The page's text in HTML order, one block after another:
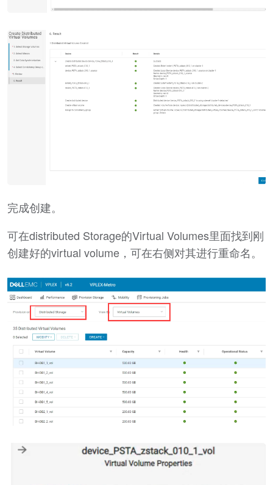
完成创建。
可在distributed Storage的Virtual Volumes里面找到刚
创建好的virtual volume，可在右侧对其进行重命名。